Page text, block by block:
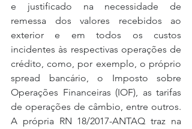
e justificado na necessidade de
remessa dos valores recebidos ao
exterior e em todos os custos
incidentes às respectivas operações de
crédito, como, por exemplo, o próprio
spread bancário, o Imposto sobre
Operações Financeiras (IOF), as tarifas
de operações de câmbio, entre outros.
A própria RN 18/2017-ANTAQ traz na